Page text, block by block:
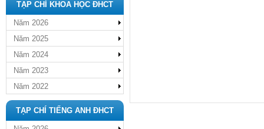
TẠP CHÍ KHOA HỌC ĐHCT
Năm 2026
Năm 2025
Năm 2024
Năm 2023
Năm 2022
TẠP CHÍ TIẾNG ANH ĐHCT